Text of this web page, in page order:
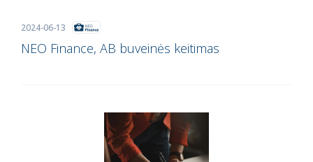
2024-06-13
NEO Finance, AB buveinės keitimas